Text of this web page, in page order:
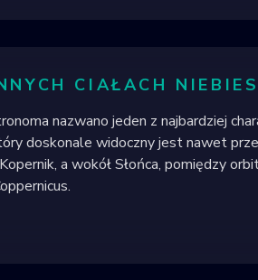
CIAŁACH
nazwano jeden z najbardziej
doskonale widoczny jest nawet
a wokół Słońca, pomiędzy